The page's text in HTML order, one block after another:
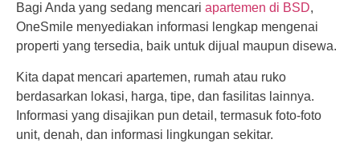
Bagi Anda yang sedang mencari apartemen di BSD,
OneSmile menyediakan informasi lengkap mengenai
properti yang tersedia, baik untuk dijual maupun disewa.
Kita dapat mencari apartemen, rumah atau ruko
berdasarkan lokasi, harga, tipe, dan fasilitas lainnya.
Informasi yang disajikan pun detail, termasuk foto-foto
unit, denah, dan informasi lingkungan sekitar.